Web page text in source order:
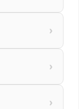
›
›
›